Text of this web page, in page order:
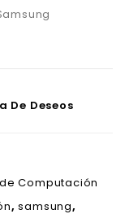
De Deseos
Computación
,samsung,